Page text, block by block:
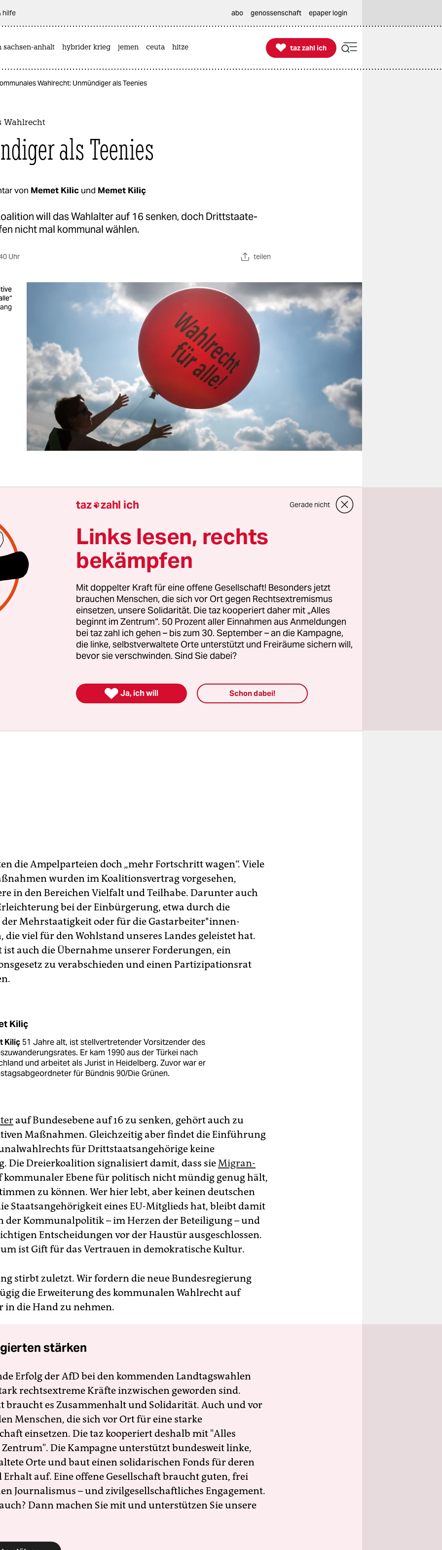
hilfe abo genossenschaft epaper login
sachsen-anhalt hybrider krieg jemen ceuta hitze 
taz zahl ich
taz zahl ich
Wahlrecht: Unmündiger als Teenies
Wahlrecht
als Teenies
von Memet Kilic und Memet Kiliç
will das Wahlalter auf 16 senken, doch Dritt­staa­te­
nicht mal kommunal wählen.
Uhr teilen
Scholz wurde zum 9. Bundeskanzler der BRD gewählt. Wir
ihm viel Erfolg und eine glückliche Hand. In einem
aber wird er diese glückliche Hand mit aller
nicht haben: mehr Demokratie.
die Ampelparteien das Wahlalter nicht sogar auf 16 Jahre
senken wollen, für mehr Beteiligung? Genau hier
Während Teenager auf Bundesebene künftig wählen
dürfen erwachsene Menschen aus Drittstaaten nicht
kommunaler Ebene wählen. Die Ampelparteien halten Mi­
ohne deutschen oder EU-Pass also offenbar für
als 16-jährige Teenager.
die Ampelparteien doch „mehr Fortschritt wagen“. Viele
wurden im Koalitionsvertrag vorgesehen,
in den Bereichen Vielfalt und Teilhabe. Darunter auch
bei der Einbürgerung, etwa durch die
Mehrstaatigkeit oder für die Gast­ar­bei­te­r*in­nen-
die viel für den Wohlstand unseres Landes geleistet hat.
ist auch die Übernahme unserer Forderungen, ein
zu verabschieden und einen Partizipationsrat
Kiliç
Kiliç 51 Jahre alt, ist stell­vertretender Vor­sitzender des
Er kam 1990 aus der Türkei nach
und arbeitet als Jurist in Heidelberg. Zuvor war er
für Bündnis 90/Die Grünen.
auf Bundesebene auf 16 zu senken, gehört auch zu
Maßnahmen. Gleichzeitig aber findet die Einführung
für Drittstaatsangehörige keine
Die Dreierkoalition signalisiert damit, dass sie Mi­gran­
kommunaler Ebene für politisch nicht mündig genug hält,
zu können. Wer hier lebt, aber keinen deutschen
Staatsangehörigkeit eines EU-Mitglieds hat, bleibt damit
der Kommunalpolitik – im Herzen der Beteiligung – und
Entscheidungen vor der Haustür ausgeschlossen.
ist Gift für das Vertrauen in demokratische Kultur.
stirbt zuletzt. Wir fordern die neue Bundesregierung
die Erweiterung des kommunalen Wahlrecht auf
in die Hand zu nehmen.
stärken
Erfolg der AfD bei den kommenden Landtagswahlen
rechtsextreme Kräfte inzwischen geworden sind.
braucht es Zusammenhalt und Solidarität. Auch und vor
Menschen, die sich vor Ort für eine starke
einsetzen. Die taz kooperiert deshalb mit "Alles
Die Kampagne unterstützt bundesweit linke,
Orte und baut einen solidarischen Fonds für deren
Erhalt auf. Eine offene Gesellschaft braucht guten, frei
Journalismus – und zivilgesellschaftliches Engagement.
Dann machen Sie mit und unterstützen Sie unsere
taz zahl ich Gerade nicht
Links lesen, rechts
bekämpfen
Mit doppelter Kraft für eine offene Gesellschaft! Besonders jetzt
brauchen Menschen, die sich vor Ort gegen Rechtsextremismus
einsetzen, unsere Solidarität. Die taz kooperiert daher mit „Alles
beginnt im Zentrum“. 50 Prozent aller Einnahmen aus Anmeldungen
bei taz zahl ich gehen – bis zum 30. September – an die Kampagne,
die linke, selbstverwaltete Orte unterstützt und Freiräume sichern will,
bevor sie verschwinden. Sind Sie dabei?
 Ja, ich will Schon dabei!